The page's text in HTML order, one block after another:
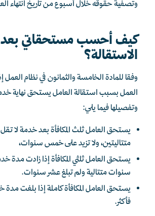
وتصفية حقوقه خلال أسبوع من تاريخ انتهاء
كيف أحسب مستحقاتي بعد
الاستقالة؟
وفقا للمادة الخامسة والثمانون في نظام العمل
العمل بسبب استقالة العامل يستحق نهاية
وتفصيلها فيما يلي:
يستحق العامل ثلث المكافأة بعد خدمة لا
متتاليتين، ولا تزيد على خمس سنوات،
يستحق العامل ثلثي المكافأة إذا زادت
سنوات متتالية ولم تبلغ عشر سنوات.
يستحق العامل المكافأة كاملة إذا بلغت
فأكثر.